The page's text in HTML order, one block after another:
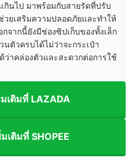
กินไป มาพร้อมกับสายรัดที่ปรับ
ยเสริมความปลอดภัยและทำให้
จากนี้ยังมีช่องซิปเก็บของทั้งเล็ก
ตัวครบได้ไม่ว่าจะกระเป๋า
ว่าคล่องตัวและสะดวกต่อการใช้
เติมที่ LAZADA
เติมที่ SHOPEE